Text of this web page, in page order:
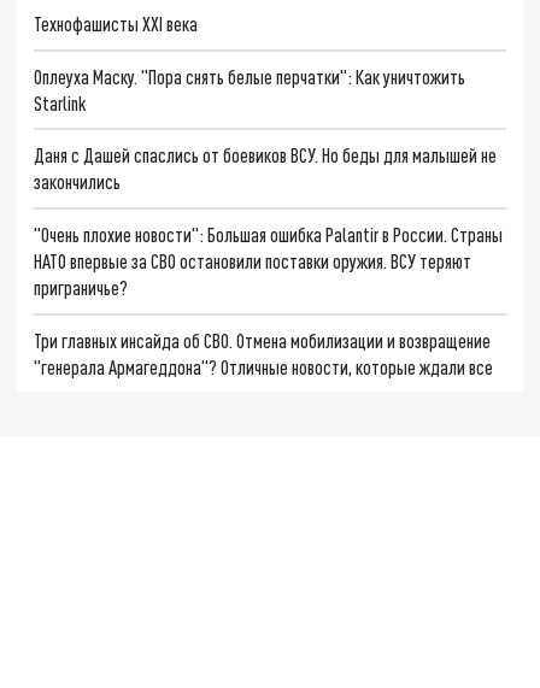
Технофашисты XXI века
Оплеуха Маску. "Пора снять белые перчатки": Как уничтожить
Starlink
Даня с Дашей спаслись от боевиков ВСУ. Но беды для малышей не
закончились
"Очень плохие новости": Большая ошибка Palantir в России. Страны
НАТО впервые за СВО остановили поставки оружия. ВСУ теряют
приграничье?
Три главных инсайда об СВО. Отмена мобилизации и возвращение
"генерала Армагеддона"? Отличные новости, которые ждали все